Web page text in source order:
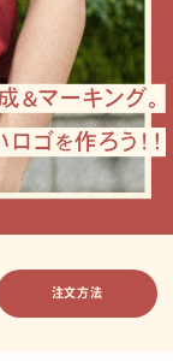
注文方法